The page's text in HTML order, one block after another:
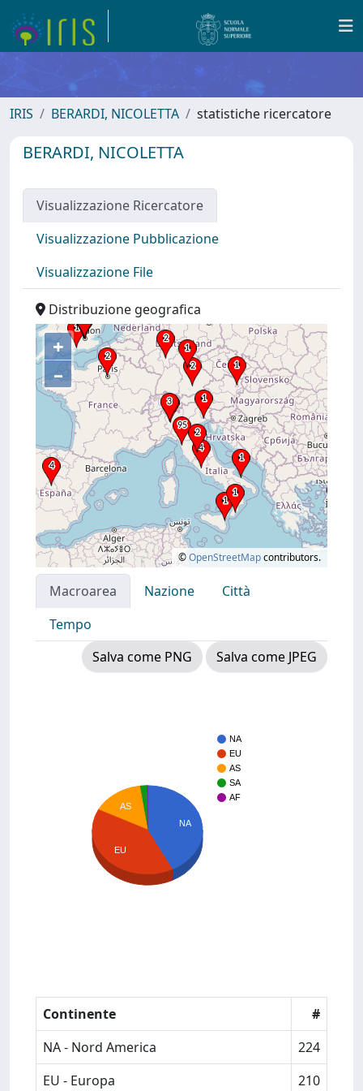
IRIS BERARDI, NICOLETTA statistiche ricercatore
BERARDI, NICOLETTA
Visualizzazione Ricercatore
Visualizzazione Pubblicazione
Visualizzazione File
Distribuzione geografica
+
–
©OpenStreetMapcontributors.
Macroarea Nazione
Città
Tempo
Salva come PNG
Salva come JPEG
NA
EU
AS
SA
AF
NA
AS
EU
Continente
#
NA - Nord America
224
EU - Europa
210